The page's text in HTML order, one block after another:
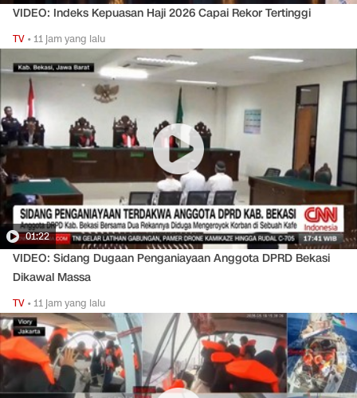
VIDEO: Indeks Kepuasan Haji 2026 Capai Rekor Tertinggi
TV •11 jam yang lalu
01:22
VIDEO: Sidang Dugaan Penganiayaan Anggota DPRD Bekasi
Dikawal Massa
TV •11 jam yang lalu